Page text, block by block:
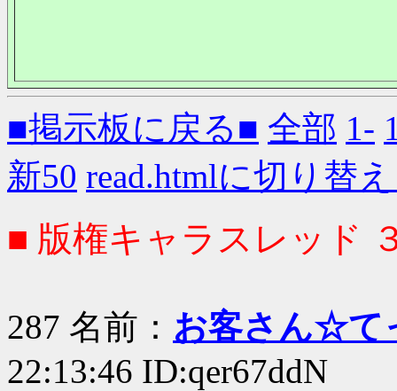
■掲示板に戻る■ 全部 1-
新50 read.htmlに切り替
■ 版権キャラスレッド
287 名前： お客さん☆て
22:13:46 ID:qer67ddN